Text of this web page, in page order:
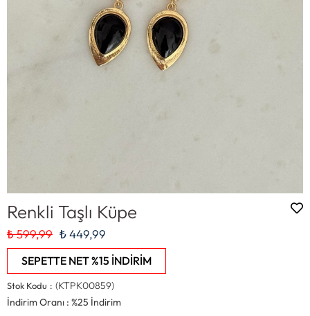
Renkli Taşlı Küpe
₺ 599,99 ₺ 449,99
SEPETTE NET %15 İNDİRİM
Stok Kodu
(KTPK00859)
İndirim Oranı : %25 İndirim